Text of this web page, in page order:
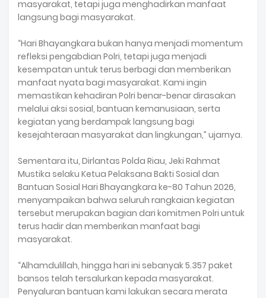
masyarakat, tetapi juga menghadirkan manfaat
langsung bagi masyarakat.
“Hari Bhayangkara bukan hanya menjadi momentum
refleksi pengabdian Polri, tetapi juga menjadi
kesempatan untuk terus berbagi dan memberikan
manfaat nyata bagi masyarakat. Kami ingin
memastikan kehadiran Polri benar-benar dirasakan
melalui aksi sosial, bantuan kemanusiaan, serta
kegiatan yang berdampak langsung bagi
kesejahteraan masyarakat dan lingkungan,” ujarnya.
Sementara itu, Dirlantas Polda Riau, Jeki Rahmat
Mustika selaku Ketua Pelaksana Bakti Sosial dan
Bantuan Sosial Hari Bhayangkara ke-80 Tahun 2026,
menyampaikan bahwa seluruh rangkaian kegiatan
tersebut merupakan bagian dari komitmen Polri untuk
terus hadir dan memberikan manfaat bagi
masyarakat.
“Alhamdulillah, hingga hari ini sebanyak 5.357 paket
bansos telah tersalurkan kepada masyarakat.
Penyaluran bantuan kami lakukan secara merata